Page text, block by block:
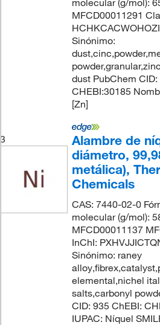
molecular (g/mol):
MFCD00011291
Sinónimo:
dust PubChem
CHEBI:30185
[Zn]
3
Alambre de
diámetro,
metálica),
Chemicals
CAS: 7440-02-0
molecular (g/mol):
MFCD00011137
InChI:
Sinónimo: raney
elemental,nichel
salts,carbonyl
CID: 935 ChEBI:
IUPAC: Níquel